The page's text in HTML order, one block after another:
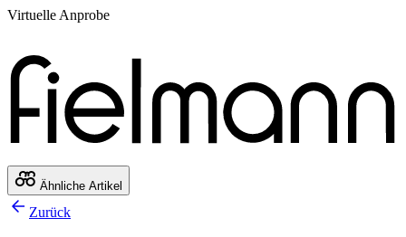
Virtuelle Anprobe
Ähnliche Artikel
Zurück